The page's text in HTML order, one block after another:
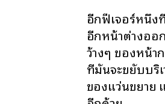
อีกฟีเจอร์หนึ่ง
อีกหน้าต่างออ
ว้างๆ ของหน้า
ที่มันจะขยับบริ
ของแว่นขยาย